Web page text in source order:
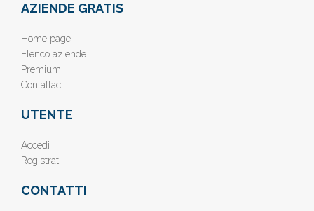
AZIENDE GRATIS
Home page
Elenco aziende
Premium
Contattaci
UTENTE
Accedi
Registrati
CONTATTI